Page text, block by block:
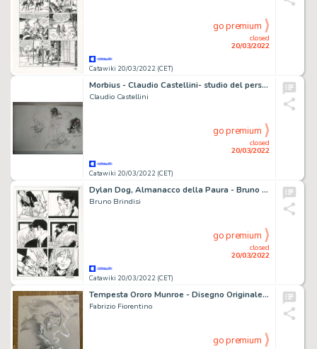
Catawiki 20/03/2022 (CET)
closed
20/03/2022
go premium
Morbius - Claudio Castellini- studio del personaggio preliminare - Morbius - Page volante - Exemplaire unique - (2008/2008)
Claudio Castellini
Catawiki 20/03/2022 (CET)
closed
20/03/2022
go premium
Dylan Dog, Almanacco della Paura - Bruno Brindisi - tavola originale "L'Eliminazione" - Page volante - Exemplaire unique - (2012)
Bruno Brindisi
Catawiki 20/03/2022 (CET)
closed
20/03/2022
go premium
Tempesta Ororo Munroe - Disegno Originale F Fiorentino TEMPESTA - Page volante - Exemplaire unique - (2000)
Fabrizio Fiorentino
go premium